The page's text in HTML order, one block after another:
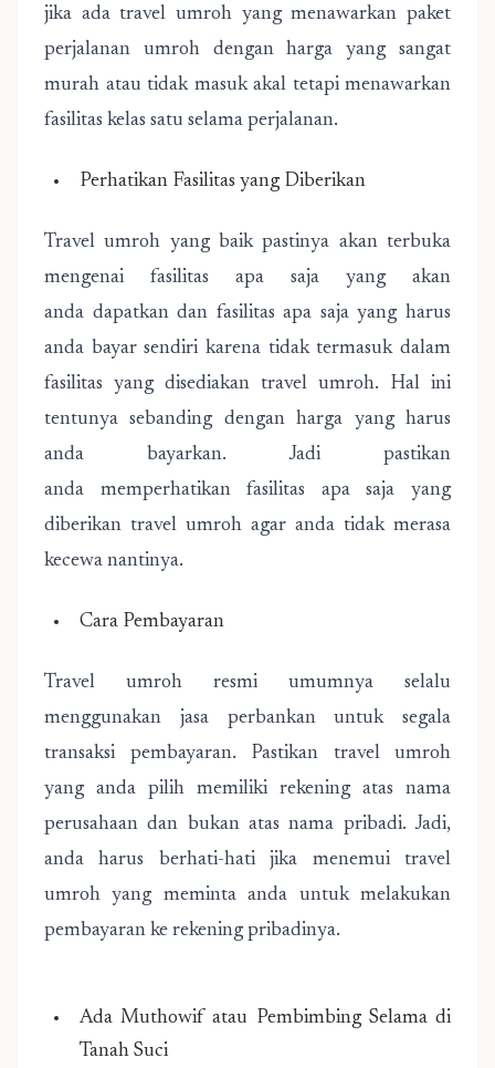
jika ada travel umroh yang menawarkan paket
perjalanan umroh dengan harga yang sangat
murah atau tidak masuk akal tetapi menawarkan
fasilitas kelas satu selama perjalanan.
Perhatikan Fasilitas yang Diberikan
Travel umroh yang baik pastinya akan terbuka
mengenai fasilitas apa saja yang akan
anda dapatkan dan fasilitas apa saja yang harus
anda bayar sendiri karena tidak termasuk dalam
fasilitas yang disediakan travel umroh. Hal ini
tentunya sebanding dengan harga yang harus
anda bayarkan. Jadi pastikan
anda memperhatikan fasilitas apa saja yang
diberikan travel umroh agar anda tidak merasa
kecewa nantinya.
Cara Pembayaran
Travel umroh resmi umumnya selalu
menggunakan jasa perbankan untuk segala
transaksi pembayaran. Pastikan travel umroh
yang anda pilih memiliki rekening atas nama
perusahaan dan bukan atas nama pribadi. Jadi,
anda harus berhati-hati jika menemui travel
umroh yang meminta anda untuk melakukan
pembayaran ke rekening pribadinya.
Ada Muthowif atau Pembimbing Selama di
Tanah Suci